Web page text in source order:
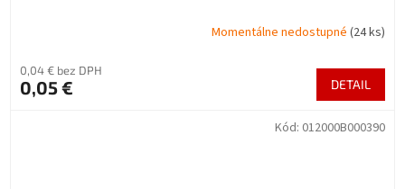
Momentálne nedostupné (24 ks)
0,04 € bez DPH
0,05 € DETAIL
Kód: 012000B000390